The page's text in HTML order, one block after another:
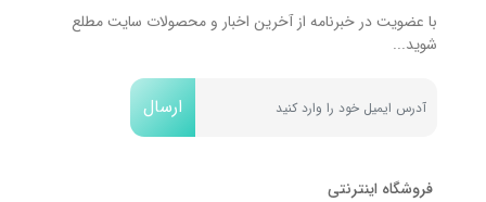
با عضویت در خبرنامه از آخرین اخبار و محصولات سایت مطلع
شوید...
ارسال
فروشگاه اینترنتی